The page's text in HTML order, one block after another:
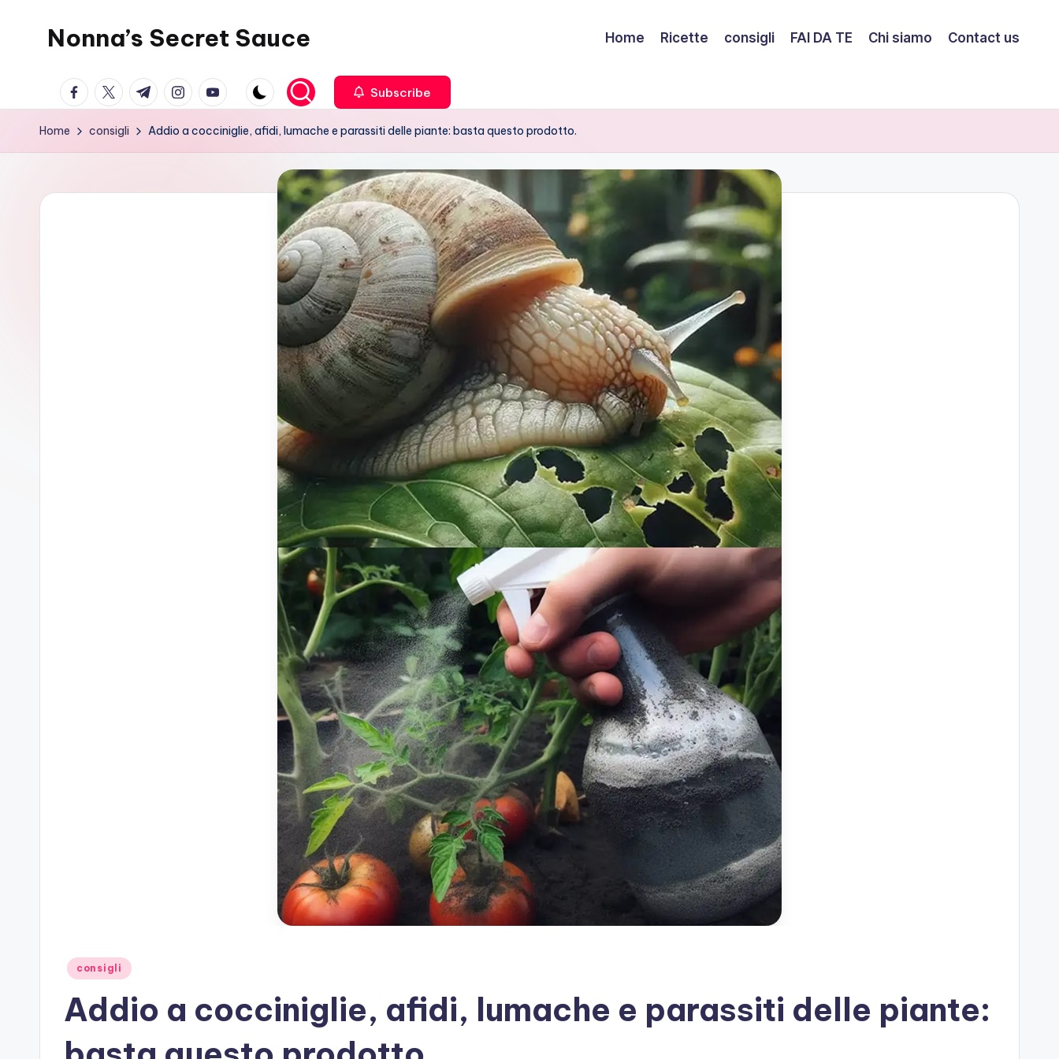
Nonna’s Secret Sauce Home Ricette consigli FAI DA TE Chi siamo Contact us
facebook.com
twitter.com
t.me instagram.com
youtube.com Subscribe
Home consigli Addio a cocciniglie, afidi, lumache e parassiti delle piante: basta questo prodotto.
Posted
consigli
Addio a cocciniglie, afidi, lumache e parassiti delle piante: